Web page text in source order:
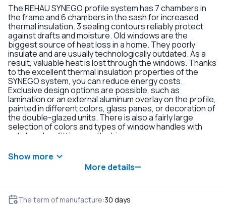
The REHAU SYNEGO profile system has 7 chambers in
the frame and 6 chambers in the sash for increased
thermal insulation. 3 sealing contours reliably protect
against drafts and moisture. Old windows are the
biggest source of heat loss in a home. They poorly
insulate and are usually technologically outdated. As a
result, valuable heat is lost through the windows. Thanks
to the excellent thermal insulation properties of the
SYNEGO system, you can reduce energy costs.
Exclusive design options are possible, such as
lamination or an external aluminum overlay on the profile,
painted in different colors, glass panes, or decoration of
the double-glazed units. There is also a fairly large
selection of colors and types of window handles with
anti-burglary fittings on the hinges.
Show more
More details
The term of manufacture:30 days